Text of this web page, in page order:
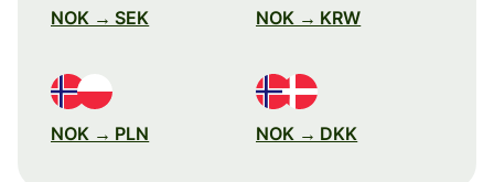
NOK → SEK NOK → KRW
NOK → PLN NOK → DKK